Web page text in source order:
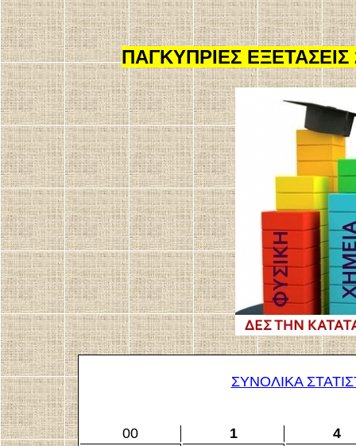
ΠΑΓΚΥΠΡΙΕΣ
ΣΥΝΟΛΙΚΑ
00 1 4